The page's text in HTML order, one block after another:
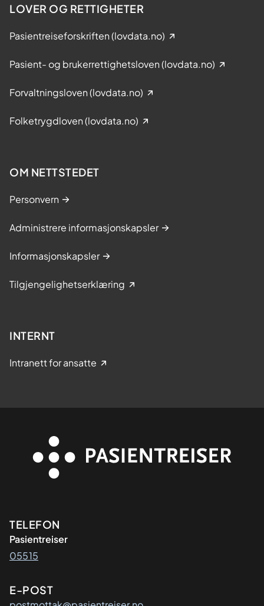
LOVER OG RETTIGHETER
Pasientreiseforskriften (lovdata.no)
Pasient- og brukerrettighetsloven (lovdata.no)
Forvaltningsloven (lovdata.no)
Folketrygdloven (lovdata.no)
OM NETTSTEDET
Personvern
Administrere informasjonskapsler
Informasjonskapsler
Tilgjengelighetserklæring
INTERNT
Intranett for ansatte
Kontaktinformasjon
TELEFON
Pasientreiser
05515
E-POST